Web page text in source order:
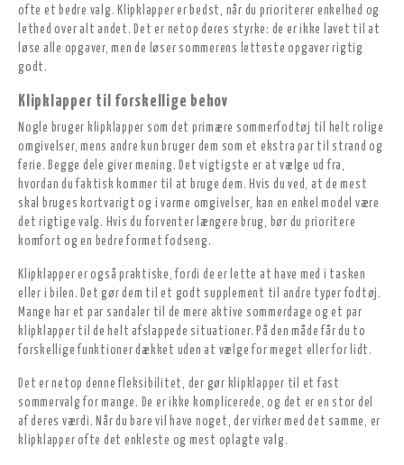
ofte et bedre valg. Klipklapper er bedst, når du prioriterer enkelhed og
lethed over alt andet. Det er netop deres styrke: de er ikke lavet til at
løse alle opgaver, men de løser sommerens letteste opgaver rigtig
godt.
Klipklapper til forskellige behov
Nogle bruger klipklapper som det primære sommerfodtøj til helt rolige
omgivelser, mens andre kun bruger dem som et ekstra par til strand og
ferie. Begge dele giver mening. Det vigtigste er at vælge ud fra,
hvordan du faktisk kommer til at bruge dem. Hvis du ved, at de mest
skal bruges kortvarigt og i varme omgivelser, kan en enkel model være
det rigtige valg. Hvis du forventer længere brug, bør du prioritere
komfort og en bedre formet fodseng.
Klipklapper er også praktiske, fordi de er lette at have med i tasken
eller i bilen. Det gør dem til et godt supplement til andre typer fodtøj.
Mange har et par sandaler til de mere aktive sommerdage og et par
klipklapper til de helt afslappede situationer. På den måde får du to
forskellige funktioner dækket uden at vælge for meget eller for lidt.
Det er netop denne fleksibilitet, der gør klipklapper til et fast
sommervalg for mange. De er ikke komplicerede, og det er en stor del
af deres værdi. Når du bare vil have noget, der virker med det samme, er
klipklapper ofte det enkleste og mest oplagte valg.